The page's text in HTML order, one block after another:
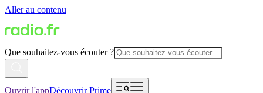
Aller au contenu
Que souhaitez-vous écouter ?
Ouvrir l'appDécouvrir Prime